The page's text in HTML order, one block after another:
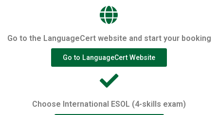
Go to the LanguageCert website and start your booking
Go to LanguageCert Website
Choose International ESOL (4-skills exam)